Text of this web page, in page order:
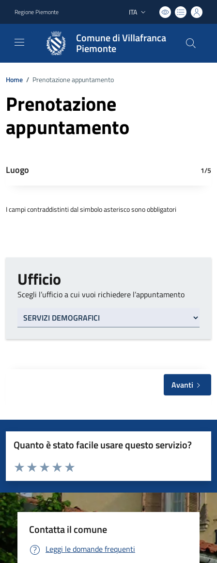
Regione Piemonte Lingua attiva:
ITA
Comune di Villafranca
Piemonte
Home / Prenotazione appuntamento
Prenotazione
appuntamento
Luogo 1/5
I campi contraddistinti dal simbolo asterisco sono obbligatori
Ufficio
Scegli l’ufficio a cui vuoi richiedere l’appuntamento
Avanti
Quanto è stato facile usare questo servizio?
Valuta da 1 a 5 stelle la pagina
Valuta 5 stelle su 5
Valuta 4 stelle su 5
Valuta 3 stelle su 5
Valuta 2 stelle su 5
Valuta 1 stelle su 5
Contatta il comune
Leggi le domande frequenti